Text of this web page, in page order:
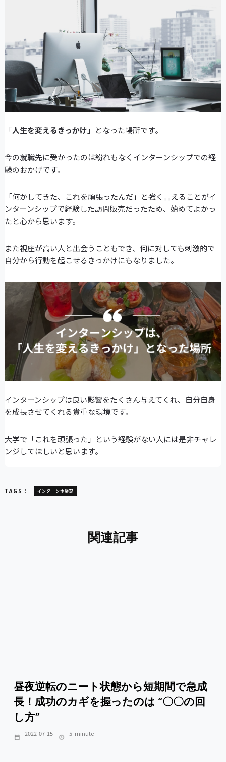
「人生を変えるきっかけ 」となった場所です。
今の就職先に受かったのは紛れもなくインターンシップでの経
験のおかげです。
「何かしてきた、これを頑張ったんだ」と強く言えることがイ
ンターンシップで経験した訪問販売だったため、始めてよかっ
たと心から思います。
また視座が高い人と出会うこともでき、何に対しても刺激的で
自分から行動を起こせるきっかけにもなりました。
インターンシップは良い影響をたくさん与えてくれ、自分自身
を成長させてくれる貴重な環境です。
大学で「これを頑張った」という経験がない人には是非チャレ
ンジしてほしいと思います。
TAGS： インターン体験記
関連記事
昼夜逆転のニート状態から短期間で急成
長！成功のカギを握ったのは “〇〇の回
し方”
2022-07-15 5 minute